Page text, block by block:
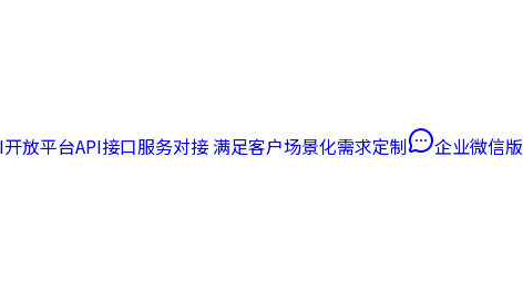
开放平台API接口服务对接 满足客户场景化需求定制 企业微信版